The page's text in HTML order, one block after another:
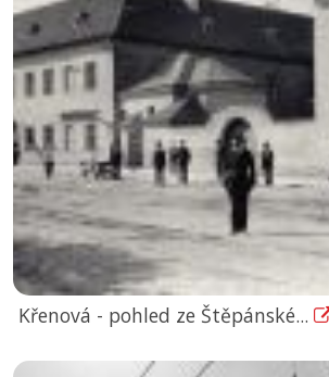
Křenová - pohled ze Štěpánské...